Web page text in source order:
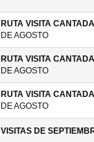
RUTA VISITA
DE AGOSTO
RUTA VISITA
DE AGOSTO
RUTA VISITA
DE AGOSTO
VISITAS DE